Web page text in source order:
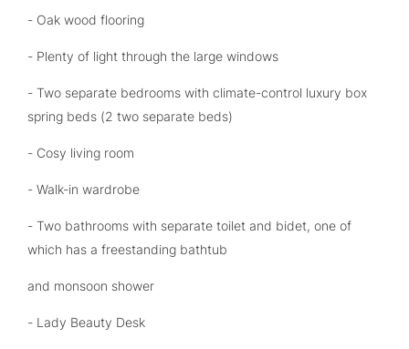
- Oak wood flooring
- Plenty of light through the large windows
- Two separate bedrooms with climate-control luxury box
spring beds (2 two separate beds)
- Cosy living room
- Walk-in wardrobe
- Two bathrooms with separate toilet and bidet, one of
which has a freestanding bathtub
and monsoon shower
- Lady Beauty Desk